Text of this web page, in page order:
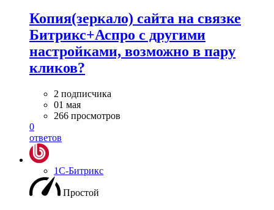
Копия(зеркало) сайта на связке
Битрикс+Аспро с другими
настройками, возможно в пару
кликов?
2 подписчика
01 мая
266 просмотров
0
ответов
1С-Битрикс
Простой